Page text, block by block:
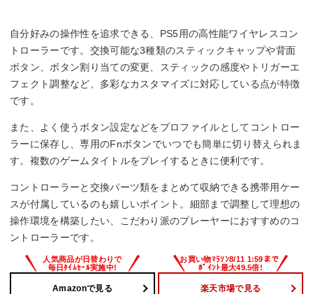
自分好みの操作性を追求できる、PS5用の高性能ワイヤレスコン
トローラーです。交換可能な3種類のスティックキャップや背面
ボタン、ボタン割り当ての変更、スティックの感度やトリガーエ
フェクト調整など、多彩なカスタマイズに対応している点が特徴
です。
また、よく使うボタン設定などをプロファイルとしてコントロー
ラーに保存し、専用のFnボタンでいつでも簡単に切り替えられま
す。複数のゲームタイトルをプレイするときに便利です。
コントローラーと交換パーツ類をまとめて収納できる携帯用ケー
スが付属しているのも嬉しいポイント。細部まで調整して理想の
操作環境を構築したい、こだわり派のプレーヤーにおすすめのコ
ントローラーです。
Amazonで見る 楽天市場で見る